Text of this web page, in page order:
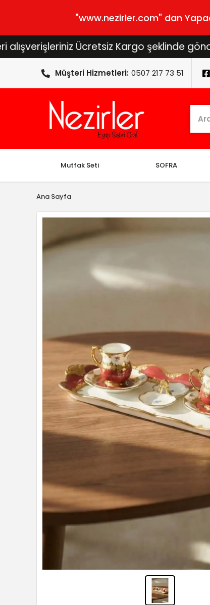
"www.nezirler.com" dan
Ücretsiz Kargo şeklinde
Müşteri Hizmetleri: 0507 217 73 51
Mutfak Seti SOFRA
Ana Sayfa